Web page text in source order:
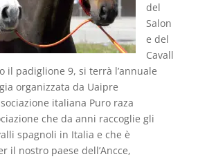
del
Salon
e del
Cavall
il padiglione 9, si terrà l’annuale
organizzata da Uaipre
italiana Puro raza
che da anni raccoglie gli
spagnoli in Italia e che è
il nostro paese dell’Ancce,